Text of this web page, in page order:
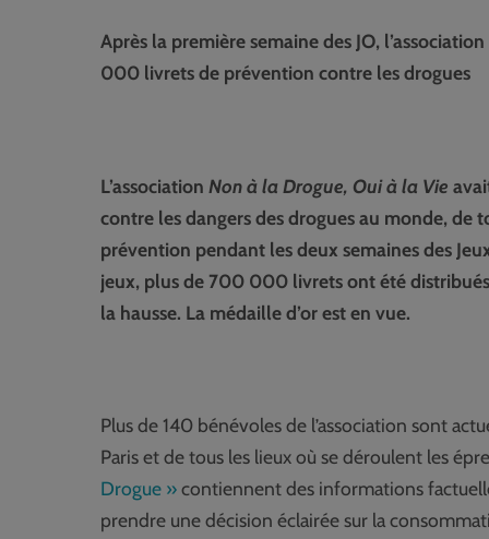
Après la première semaine des JO,
000 livrets de prévention contre les drogues
L’association Non à la Drogue, Oui à la Vie
contre les dangers des drogues au monde, de
prévention pendant les deux semaines des
jeux, plus de 700 000 livrets ont été
la hausse. La médaille d’or est en vue.
Plus de 140 bénévoles de l’association sont
Paris et de tous les lieux où se déroulent les
Drogue »contiennent des informations
prendre une décision éclairée sur la